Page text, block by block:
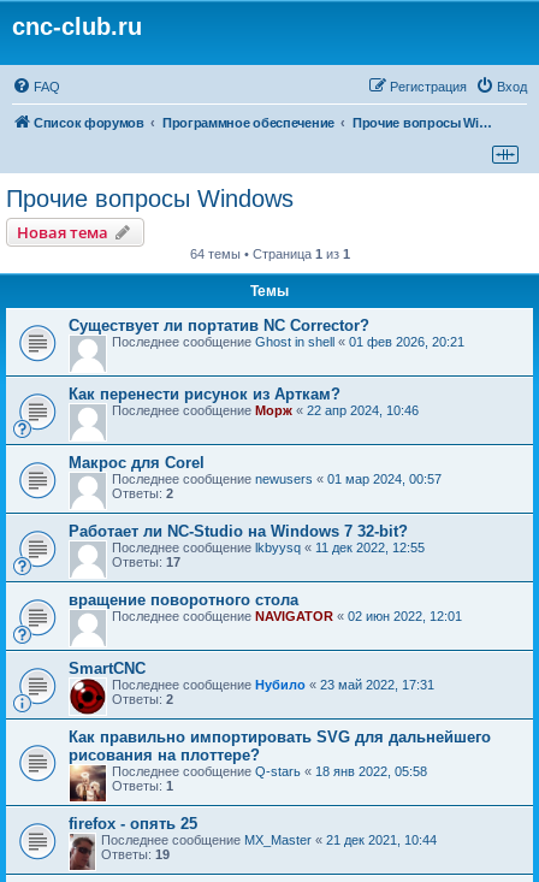
cnc-club.ru
FAQ Вход
Регистрация
Список форумов Программное обеспечение Прочие вопросы Windows
Прочие вопросы Windows
Новая тема
64 темы • Страница 1 из 1
Темы
Существует ли портатив NC Corrector?
Последнее сообщение Ghost in shell « 01 фев 2026, 20:21
Как перенести рисунок из Арткам?
Последнее сообщение Морж « 22 апр 2024, 10:46
Макрос для Corel
Последнее сообщение newusers « 01 мар 2024, 00:57
Ответы: 2
Работает ли NC-Studio на Windows 7 32-bit?
Последнее сообщение lkbyysq « 11 дек 2022, 12:55
Ответы: 17
вращение поворотного стола
Последнее сообщение NAVIGATOR « 02 июн 2022, 12:01
SmartCNC
Последнее сообщение Нубило « 23 май 2022, 17:31
Ответы: 2
Как правильно импортировать SVG для дальнейшего
рисования на плоттере?
Последнее сообщение Q-starь « 18 янв 2022, 05:58
Ответы: 1
firefox - опять 25
Последнее сообщение MX_Master « 21 дек 2021, 10:44
Ответы: 19